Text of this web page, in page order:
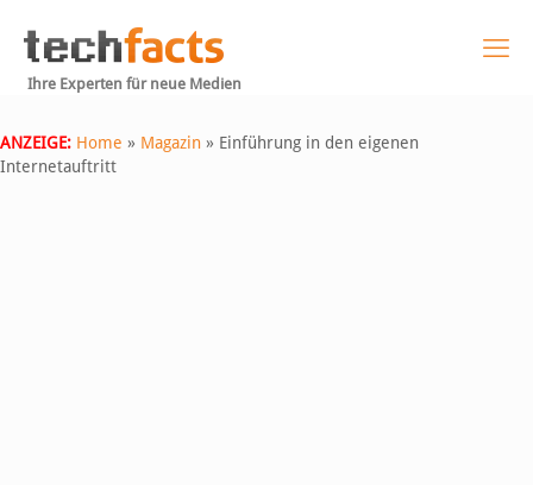
Ihre Experten für neue Medien
ANZEIGE: Home » Magazin » Einführung in den eigenen
Internetauftritt